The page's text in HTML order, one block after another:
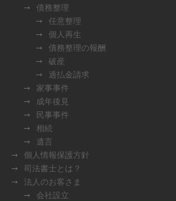
債務整理
任意整理
個人再生
債務整理の報酬
破産
過払金請求
家事事件
成年後見
民事事件
相続
遺言
個人情報保護方針
司法書士とは？
法人のお客さま
会社設立